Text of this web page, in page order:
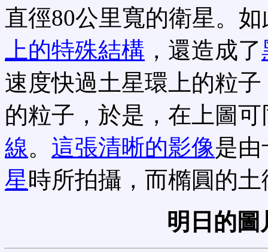
直徑80公里寬的衛星。
上的特殊結構 ，還造成了
速度快過土星環上的粒
的粒子，於是，在上圖
線。 這張清晰的影像是
星時所拍攝，而橢圓的
明日的